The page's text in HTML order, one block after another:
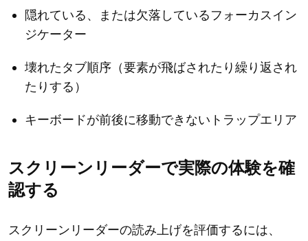
隠れている、または欠落しているフォーカスイン
ジケーター
壊れたタブ順序（要素が飛ばされたり繰り返され
たりする）
キーボードが前後に移動できないトラップエリア
スクリーンリーダーで実際の体験を確
認する
スクリーンリーダーの読み上げを評価するには、